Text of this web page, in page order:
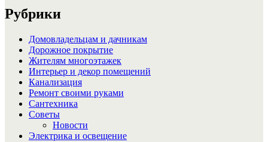
Рубрики
Домовладельцам и дачникам
Дорожное покрытие
Жителям многоэтажек
Интерьер и декор помещений
Канализация
Ремонт своими руками
Сантехника
Советы
Новости
Электрика и освещение